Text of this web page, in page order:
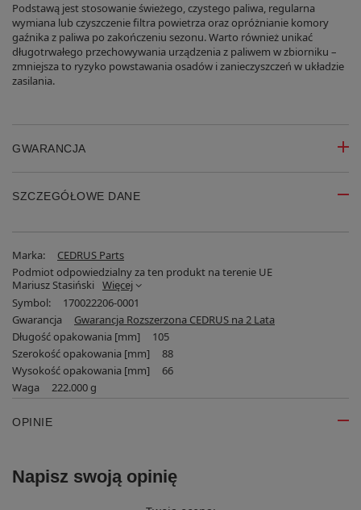
Podstawą jest stosowanie świeżego, czystego paliwa, regularna
wymiana lub czyszczenie filtra powietrza oraz opróżnianie komory
gaźnika z paliwa po zakończeniu sezonu. Warto również unikać
długotrwałego przechowywania urządzenia z paliwem w zbiorniku –
zmniejsza to ryzyko powstawania osadów i zanieczyszczeń w układzie
zasilania.
GWARANCJA
SZCZEGÓŁOWE DANE
Marka:
CEDRUS Parts
Podmiot odpowiedzialny za ten produkt na terenie UE
Mariusz Stasiński Więcej
Symbol:
170022206-0001
Gwarancja
Gwarancja Rozszerzona CEDRUS na 2 Lata
Długość opakowania [mm]
105
Szerokość opakowania [mm]
88
Wysokość opakowania [mm]
66
Waga
222.000 g
OPINIE
Napisz swoją opinię